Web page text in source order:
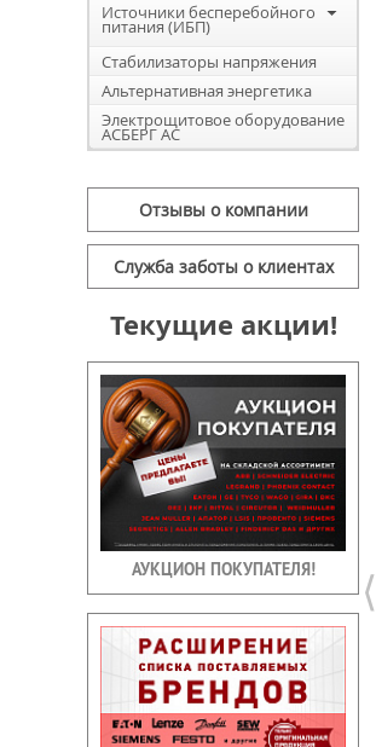
Источники бесперебойного
питания (ИБП)
Стабилизаторы напряжения
Альтернативная энергетика
Электрощитовое оборудование
АСБЕРГ АС
Отзывы о компании
Служба заботы о клиентах
Текущие акции!
АУКЦИОН ПОКУПАТЕЛЯ! ⟨